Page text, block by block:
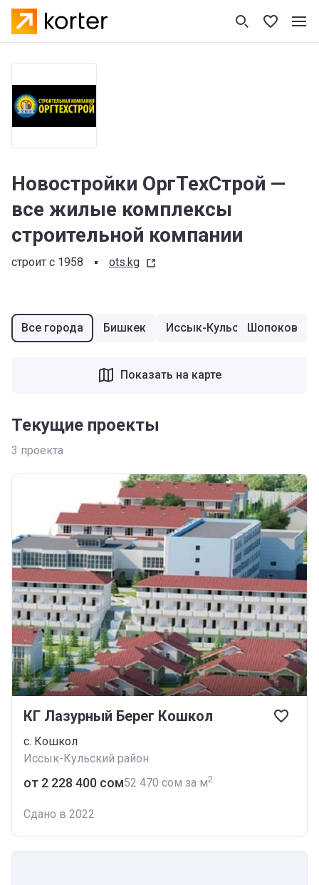
Новостройки ОргТехСтрой —
все жилые комплексы
строительной компании
строит с 1958 ots.kg
Все города Бишкек Иссык-Кульский район
Шопоков
Текущие проекты
3 проекта
Показать на карте
КГ Лазурный Берег Кошкол
с. Кошкол
Иссык-Кульский район
от ‍2 228 400 сом‍52 470 сом за м2
Сдано в 2022